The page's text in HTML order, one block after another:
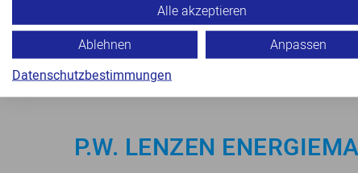
P.W. LENZEN
Datenschutzbestimmungen
Alle akzeptieren
Ablehnen
Anpassen